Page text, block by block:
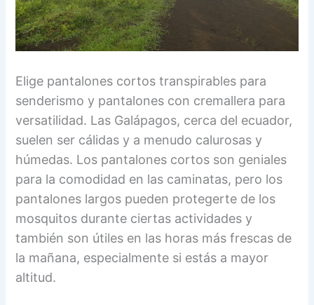
Elige pantalones cortos transpirables para
senderismo y pantalones con cremallera para
versatilidad. Las Galápagos, cerca del ecuador,
suelen ser cálidas y a menudo calurosas y
húmedas. Los pantalones cortos son geniales
para la comodidad en las caminatas, pero los
pantalones largos pueden protegerte de los
mosquitos durante ciertas actividades y
también son útiles en las horas más frescas de
la mañana, especialmente si estás a mayor
altitud.